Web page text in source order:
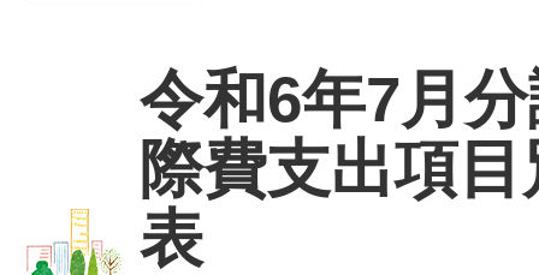
令和6年7月
際費支出項
表